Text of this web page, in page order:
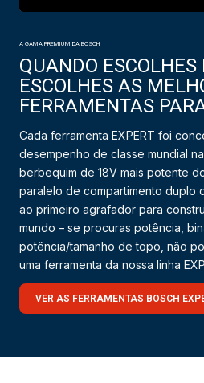
A GAMA PREMIUM DA BOSCH
QUANDO ESCOLHES
ESCOLHES AS
FERRAMENTAS
Cada ferramenta EXPERT foi
desempenho de classe mundial
berbequim de 18V mais potente
paralelo de compartimento duplo
ao primeiro agrafador para
mundo – se procuras potência,
potência/tamanho de topo, não
uma ferramenta da nossa linha
VER AS FERRAMENTAS BOSCH